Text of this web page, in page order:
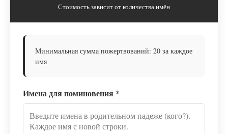
Стоимость зависит от количества имён
Минимальная сумма пожертвований: 20 за каждое
имя
Имена для поминовения *